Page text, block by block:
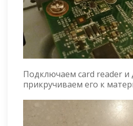
Подключаем card reader и
прикручиваем его к